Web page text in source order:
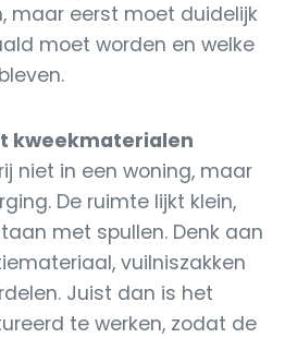
maar eerst moet duidelijk
moet worden en welke
kweekmaterialen
niet in een woning, maar
De ruimte lijkt klein,
met spullen. Denk aan
vuilniszakken
Juist dan is het
te werken, zodat de